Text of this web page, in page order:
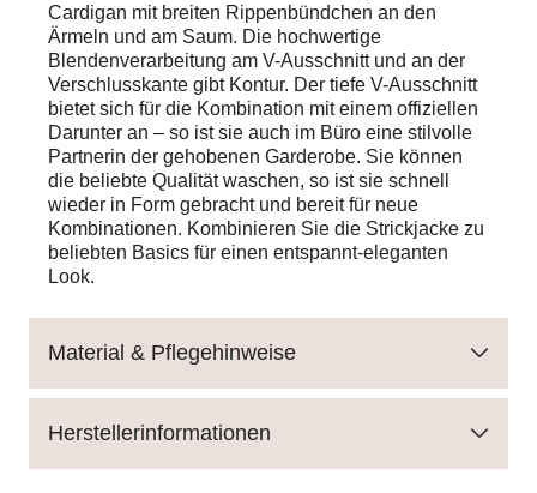
Cardigan mit breiten Rippenbündchen an den
Ärmeln und am Saum. Die hochwertige
Blendenverarbeitung am V-Ausschnitt und an der
Verschlusskante gibt Kontur. Der tiefe V-Ausschnitt
bietet sich für die Kombination mit einem offiziellen
Darunter an – so ist sie auch im Büro eine stilvolle
Partnerin der gehobenen Garderobe. Sie können
die beliebte Qualität waschen, so ist sie schnell
wieder in Form gebracht und bereit für neue
Kombinationen. Kombinieren Sie die Strickjacke zu
beliebten Basics für einen entspannt-eleganten
Look.
Material & Pflegehinweise
Herstellerinformationen